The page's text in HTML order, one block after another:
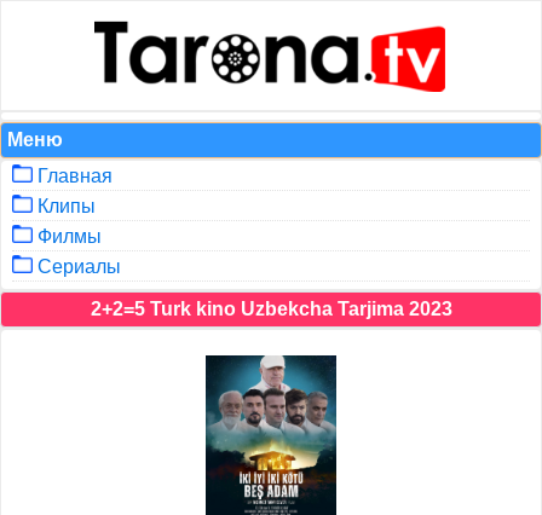
Меню
Главная
Клипы
Филмы
Сериалы
2+2=5 Turk kino Uzbekcha Tarjima 2023